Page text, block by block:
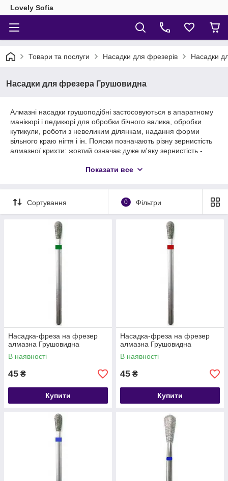
Lovely Sofia
Товари та послуги Насадки для фрезерів Насадки
Насадки для фрезера Грушовидна
Алмазні насадки грушоподібні застосовуються в апаратному
манікюрі і педикюрі для обробки бічного валика, обробки
кутикули, роботи з невеликим ділянкам, надання форми
вільного краю нігтя і ін. Пояски позначають різну зернистість
алмазної крихти: жовтий означає дуже м'яку зернистість -
дрібною абразивністю і підходить для не сильно огрубілою
ступеня огрубіння. Зелений поясок означає грубу
зернистість, підходить для обробки огрубілою шкіри.
Показати все
Сортування 0 Фільтри
Насадка-фреза на фрезер
алмазна Грушовидна
В наявності
45 ₴
Купити
Насадка-фреза на фрезер
алмазна Грушовидна
В наявності
45 ₴
Купити